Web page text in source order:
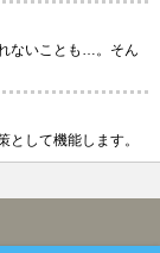
ないことも…。そん
として機能します。